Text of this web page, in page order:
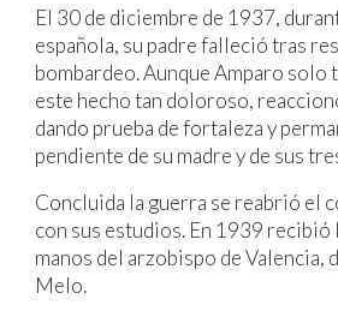
El 30 de diciembre de 1937,
española, su padre falleció tras
bombardeo. Aunque Amparo solo
este hecho tan doloroso,
dando prueba de fortaleza y
pendiente de su madre y de sus
Concluida la guerra se reabrió el
con sus estudios. En 1939
manos del arzobispo de Valencia,
Melo.